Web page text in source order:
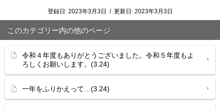
登録日: 2023年3月3日 / 更新日: 2023年3月3日
このカテゴリー内の他のページ
令和４年度もありがとうございました。令和５年度もよ
ろしくお願いします。(3.24)
一年をふりかえって…(3.24)